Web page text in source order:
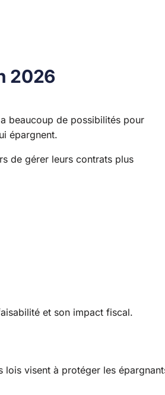
2026
beaucoup de possibilités pour
épargnent.
de gérer leurs contrats plus
et son impact fiscal.
lois visent à protéger les